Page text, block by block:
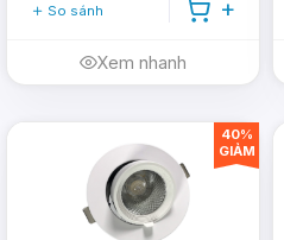
So sánh
Xem nhanh
40%
GIẢM